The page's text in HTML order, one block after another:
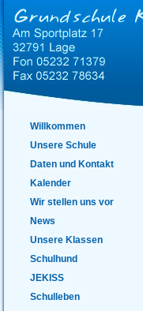
Willkommen
Unsere Schule
Daten und Kontakt
Kalender
Wir stellen uns vor
News
Unsere Klassen
Schulhund
JEKISS
Schulleben